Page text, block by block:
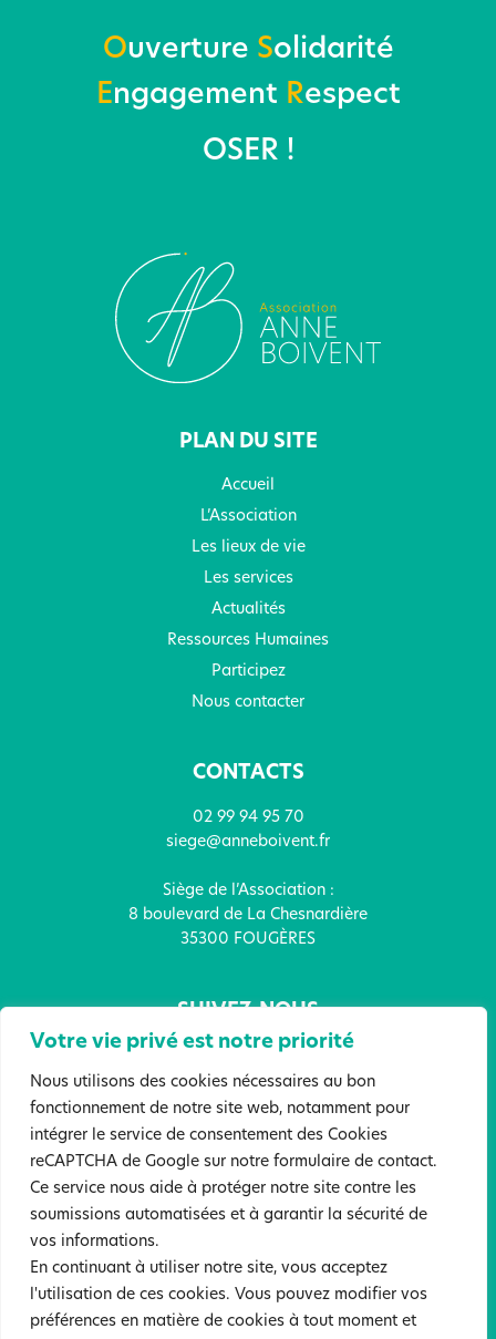
Votre vie privé est notre priorité
Nous utilisons des cookies nécessaires au bon
fonctionnement de notre site web, notamment pour
intégrer le service de consentement des Cookies
reCAPTCHA de Google sur notre formulaire de contact.
Ce service nous aide à protéger notre site contre les
soumissions automatisées et à garantir la sécurité de
vos informations.
En continuant à utiliser notre site, vous acceptez
l'utilisation de ces cookies. Vous pouvez modifier vos
préférences en matière de cookies à tout moment et
Ouverture Solidarité
Engagement Respect
OSER !
PLAN DU SITE
Accueil
L’Association
Les lieux de vie
Les services
Actualités
Ressources Humaines
Participez
Nous contacter
CONTACTS
02 99 94 95 70
siege@anneboivent.fr
Siège de l’Association :
8 boulevard de La Chesnardière
35300 FOUGÈRES
SUIVEZ-NOUS
FAITES UN DON !
Mentions légales
Sites partenaires
Atelier Samedi